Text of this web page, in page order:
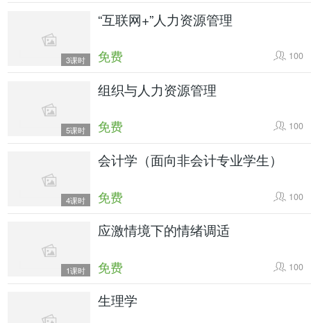
3课时
“互联网+”人力资源管理
100
免费
5课时
组织与人力资源管理
100
免费
4课时
会计学（面向非会计专业学生）
100
免费
1课时
应激情境下的情绪调适
100
免费
生理学